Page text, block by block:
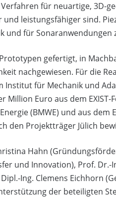
für neuartige, 3D-
leistungsfähiger sind.
und für Sonaranwendungen
gefertigt, in
nachgewiesen. Für die
für Mechanik und
Million Euro aus dem
(BMWE) und aus dem
den Projektträger Jülich
Hahn
und Innovation), Prof.
Ing. Clemens Eichhorn
der beteiligten